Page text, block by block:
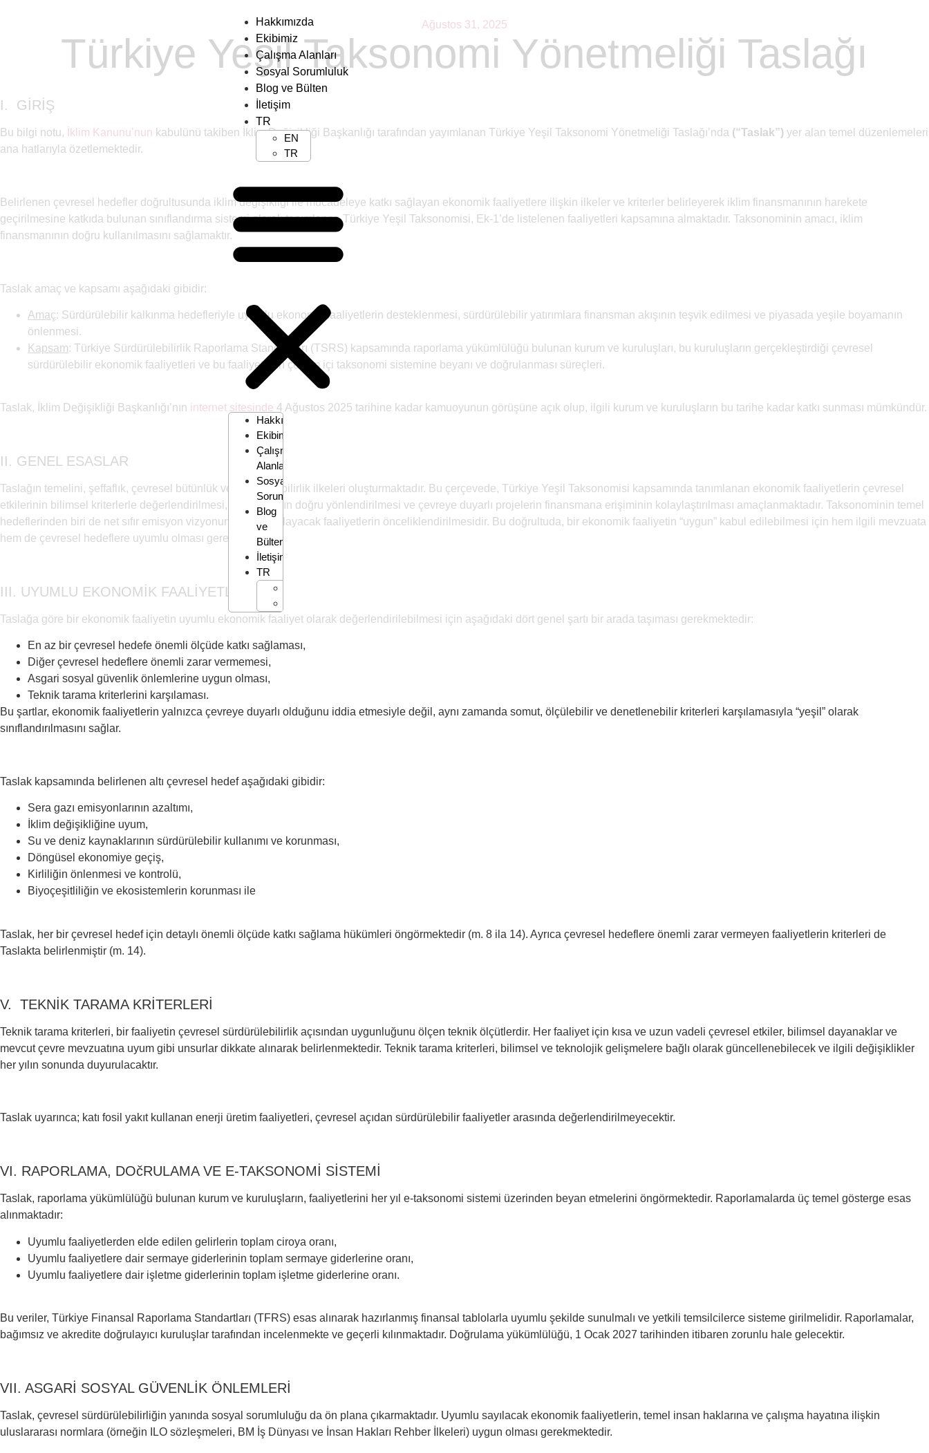
Hakkımızda
Ekibimiz
Çalışma Alanları
Sosyal Sorumluluk
Blog ve Bülten
İletişim
TR
EN
TR
Hakkımızda
Ekibimiz
Çalışma
Alanları
Sosyal
Sorumluluk
Blog
ve
Bülten
İletişim
TR
Ağustos 31, 2025
Türkiye Yeşil Taksonomi Yönetmeliği Taslağı
I. GİRİŞ
Bu bilgi notu, İklim Kanunu’nun kabulünü takiben İklim Değişikliği Başkanlığı tarafından yayımlanan Türkiye Yeşil Taksonomi Yönetmeliği Taslağı’nda (“Taslak”) yer alan temel düzenlemeleri
ana hatlarıyla özetlemektedir.
Belirlenen çevresel hedefler doğrultusunda iklim değişikliği ile mücadeleye katkı sağlayan ekonomik faaliyetlere ilişkin ilkeler ve kriterler belirleyerek iklim finansmanının harekete
geçirilmesine katkıda bulunan sınıflandırma sistemi olarak tanımlanan Türkiye Yeşil Taksonomisi, Ek-1’de listelenen faaliyetleri kapsamına almaktadır. Taksonominin amacı, iklim
finansmanının doğru kullanılmasını sağlamaktır.
Taslak amaç ve kapsamı aşağıdaki gibidir:
Amaç: Sürdürülebilir kalkınma hedefleriyle uyumlu ekonomik faaliyetlerin desteklenmesi, sürdürülebilir yatırımlara finansman akışının teşvik edilmesi ve piyasada yeşile boyamanın
önlenmesi.
Kapsam: Türkiye Sürdürülebilirlik Raporlama Standartları (TSRS) kapsamında raporlama yükümlülüğü bulunan kurum ve kuruluşları, bu kuruluşların gerçekleştirdiği çevresel
sürdürülebilir ekonomik faaliyetleri ve bu faaliyetlerin çevrim içi taksonomi sistemine beyanı ve doğrulanması süreçleri.
Taslak, İklim Değişikliği Başkanlığı’nın internet sitesinde 4 Ağustos 2025 tarihine kadar kamuoyunun görüşüne açık olup, ilgili kurum ve kuruluşların bu tarihe kadar katkı sunması mümkündür.
II. GENEL ESASLAR
Taslağın temelini, şeffaflık, çevresel bütünlük ve sürdürülebilirlik ilkeleri oluşturmaktadır. Bu çerçevede, Türkiye Yeşil Taksonomisi kapsamında tanımlanan ekonomik faaliyetlerin çevresel
etkilerinin bilimsel kriterlerle değerlendirilmesi, yatırımcıların doğru yönlendirilmesi ve çevreye duyarlı projelerin finansmana erişiminin kolaylaştırılması amaçlanmaktadır. Taksonominin temel
hedeflerinden biri de net sıfır emisyon vizyonuna katkı sağlayacak faaliyetlerin önceliklendirilmesidir. Bu doğrultuda, bir ekonomik faaliyetin “uygun” kabul edilebilmesi için hem ilgili mevzuata
hem de çevresel hedeflere uyumlu olması gerekmektedir.
III. UYUMLU EKONOMİK FAALİYETLER
Taslağa göre bir ekonomik faaliyetin uyumlu ekonomik faaliyet olarak değerlendirilebilmesi için aşağıdaki dört genel şartı bir arada taşıması gerekmektedir:
En az bir çevresel hedefe önemli ölçüde katkı sağlaması,
Diğer çevresel hedeflere önemli zarar vermemesi,
Asgari sosyal güvenlik önlemlerine uygun olması,
Teknik tarama kriterlerini karşılaması.
Bu şartlar, ekonomik faaliyetlerin yalnızca çevreye duyarlı olduğunu iddia etmesiyle değil, aynı zamanda somut, ölçülebilir ve denetlenebilir kriterleri karşılamasıyla “yeşil” olarak
sınıflandırılmasını sağlar.
Taslak kapsamında belirlenen altı çevresel hedef aşağıdaki gibidir:
Sera gazı emisyonlarının azaltımı,
İklim değişikliğine uyum,
Su ve deniz kaynaklarının sürdürülebilir kullanımı ve korunması,
Döngüsel ekonomiye geçiş,
Kirliliğin önlenmesi ve kontrolü,
Biyoçeşitliliğin ve ekosistemlerin korunması ile
Taslak, her bir çevresel hedef için detaylı önemli ölçüde katkı sağlama hükümleri öngörmektedir (m. 8 ila 14). Ayrıca çevresel hedeflere önemli zarar vermeyen faaliyetlerin kriterleri de
Taslakta belirlenmiştir (m. 14).
V. TEKNİK TARAMA KRİTERLERİ
Teknik tarama kriterleri, bir faaliyetin çevresel sürdürülebilirlik açısından uygunluğunu ölçen teknik ölçütlerdir. Her faaliyet için kısa ve uzun vadeli çevresel etkiler, bilimsel dayanaklar ve
mevcut çevre mevzuatına uyum gibi unsurlar dikkate alınarak belirlenmektedir. Teknik tarama kriterleri, bilimsel ve teknolojik gelişmelere bağlı olarak güncellenebilecek ve ilgili değişiklikler
her yılın sonunda duyurulacaktır.
Taslak uyarınca; katı fosil yakıt kullanan enerji üretim faaliyetleri, çevresel açıdan sürdürülebilir faaliyetler arasında değerlendirilmeyecektir.
VI. RAPORLAMA, DOčRULAMA VE E-TAKSONOMİ SİSTEMİ
Taslak, raporlama yükümlülüğü bulunan kurum ve kuruluşların, faaliyetlerini her yıl e-taksonomi sistemi üzerinden beyan etmelerini öngörmektedir. Raporlamalarda üç temel gösterge esas
alınmaktadır:
Uyumlu faaliyetlerden elde edilen gelirlerin toplam ciroya oranı,
Uyumlu faaliyetlere dair sermaye giderlerinin toplam sermaye giderlerine oranı,
Uyumlu faaliyetlere dair işletme giderlerinin toplam işletme giderlerine oranı.
Bu veriler, Türkiye Finansal Raporlama Standartları (TFRS) esas alınarak hazırlanmış finansal tablolarla uyumlu şekilde sunulmalı ve yetkili temsilcilerce sisteme girilmelidir. Raporlamalar,
bağımsız ve akredite doğrulayıcı kuruluşlar tarafından incelenmekte ve geçerli kılınmaktadır. Doğrulama yükümlülüğü, 1 Ocak 2027 tarihinden itibaren zorunlu hale gelecektir.
VII. ASGARİ SOSYAL GÜVENLİK ÖNLEMLERİ
Taslak, çevresel sürdürülebilirliğin yanında sosyal sorumluluğu da ön plana çıkarmaktadır. Uyumlu sayılacak ekonomik faaliyetlerin, temel insan haklarına ve çalışma hayatına ilişkin
uluslararası normlara (örneğin ILO sözleşmeleri, BM İş Dünyası ve İnsan Hakları Rehber İlkeleri) uygun olması gerekmektedir.